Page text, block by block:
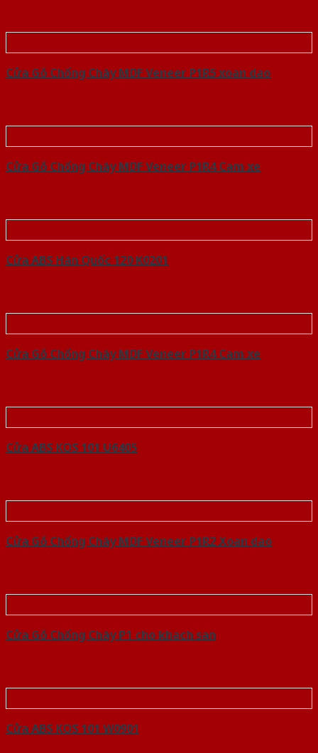
Cửa Gỗ Chống Cháy MDF Veneer P1R5 xoan dao
Cửa Gỗ Chống Cháy MDF Veneer P1R4 Cam xe
Cửa ABS Hàn Quốc 120 K0201
Cửa Gỗ Chống Cháy MDF Veneer P1R4 Cam xe
Cửa ABS KOS 101 U6405
Cửa Gỗ Chống Cháy MDF Veneer P1R2 Xoan dao
Cửa Gỗ Chống Cháy P1 cho khach san
Cửa ABS KOS 101 W0901